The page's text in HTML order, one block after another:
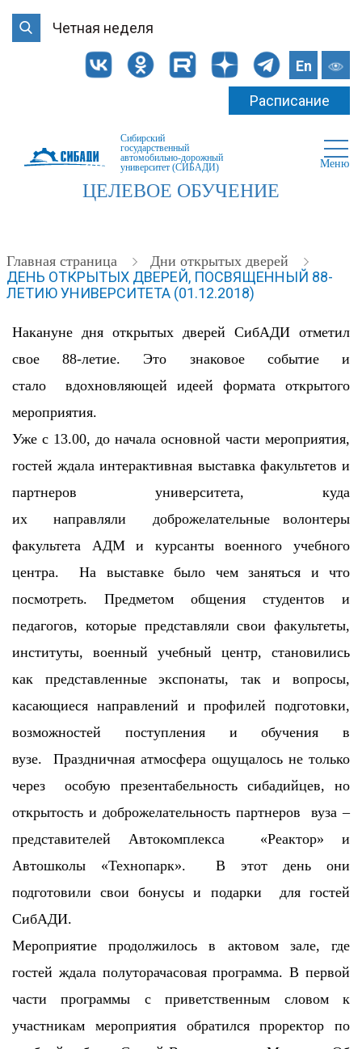
Четная неделя
En
Расписание
Сибирский
государственный
автомобильно-дорожный
университет (СИБАДИ)
Меню
ЦЕЛЕВОЕ ОБУЧЕНИЕ
Главная страница Дни открытых дверей
ДЕНЬ ОТКРЫТЫХ ДВЕРЕЙ, ПОСВЯЩЕННЫЙ 88-
ЛЕТИЮ УНИВЕРСИТЕТА (01.12.2018)
Накануне дня открытых дверей СибАДИ отметил
свое 88-летие. Это знаковое событие и
стало вдохновляющей идеей формата открытого
мероприятия.
Уже с 13.00, до начала основной части мероприятия,
гостей ждала интерактивная выставка факультетов и
партнеров университета, куда
их направляли доброжелательные волонтеры
факультета АДМ и курсанты военного учебного
центра. На выставке было чем заняться и что
посмотреть. Предметом общения студентов и
педагогов, которые представляли свои факультеты,
институты, военный учебный центр, становились
как представленные экспонаты, так и вопросы,
касающиеся направлений и профилей подготовки,
возможностей поступления и обучения в
вузе. Праздничная атмосфера ощущалось не только
через особую презентабельность сибадийцев, но
открытость и доброжелательность партнеров вуза –
представителей Автокомплекса «Реактор» и
Автошколы «Технопарк». В этот день они
подготовили свои бонусы и подарки для гостей
СибАДИ.
Мероприятие продолжилось в актовом зале, где
гостей ждала полуторачасовая программа. В первой
части программы с приветственным словом к
участникам мероприятия обратился проректор по